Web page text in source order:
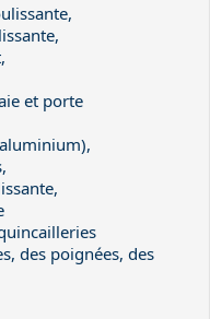
et porte
des poignées, des